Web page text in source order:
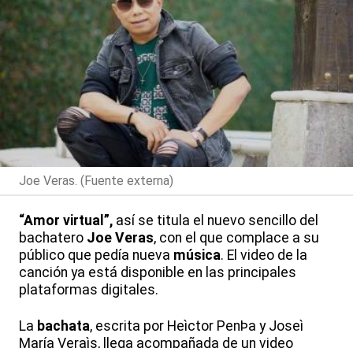
Joe Veras. (Fuente externa)
“Amor virtual”, así se titula el nuevo sencillo del
bachatero Joe Veras, con el que complace a su
público que pedía nueva música. El video de la
canción ya está disponible en las principales
plataformas digitales.
La bachata, escrita por Heìctor PenÞa y Joseì
María Veraìs, llega acompañada de un video